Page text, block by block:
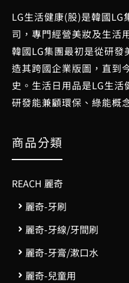
LG生活健康(股)是韓國
司，專門經營美妝及生活
韓國LG集團最初是從研
造其跨國企業版圖，直到
史。生活日用品是LG生
研發能兼顧環保、綠能概
商品分類
REACH 麗奇
麗奇-牙刷
麗奇-牙線/牙間刷
麗奇-牙膏/漱口水
麗奇-兒童用